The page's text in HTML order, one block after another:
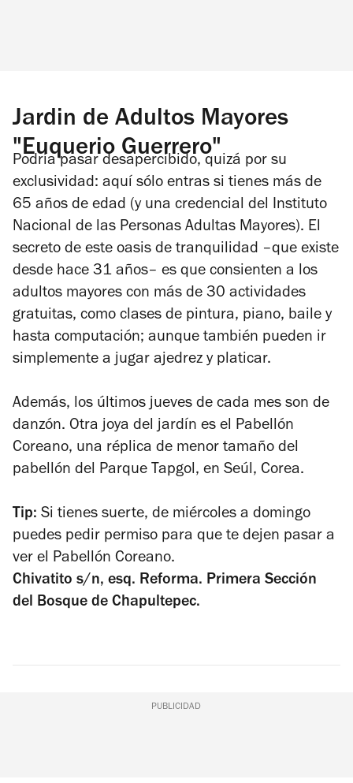
Jardin de Adultos Mayores
"Euquerio Guerrero"
Podría pasar desapercibido, quizá por su
exclusividad: aquí sólo entras si tienes más de
65 años de edad (y una credencial del Instituto
Nacional de las Personas Adultas Mayores). El
secreto de este oasis de tranquilidad –que existe
desde hace 31 años– es que consienten a los
adultos mayores con más de 30 actividades
gratuitas, como clases de pintura, piano, baile y
hasta computación; aunque también pueden ir
simplemente a jugar ajedrez y platicar.
Además, los últimos jueves de cada mes son de
danzón. Otra joya del jardín es el Pabellón
Coreano, una réplica de menor tamaño del
pabellón del Parque Tapgol, en Seúl, Corea.
Tip: Si tienes suerte, de miércoles a domingo
puedes pedir permiso para que te dejen pasar a
ver el Pabellón Coreano.
Chivatito s/n, esq. Reforma. Primera Sección
del Bosque de Chapultepec.
PUBLICIDAD